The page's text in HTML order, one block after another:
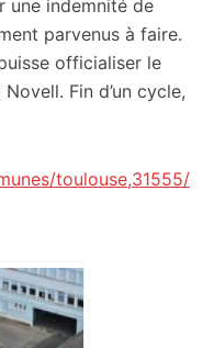
une indemnité de
parvenus à faire.
officialiser le
Fin d’un cycle,
toulouse,31555/